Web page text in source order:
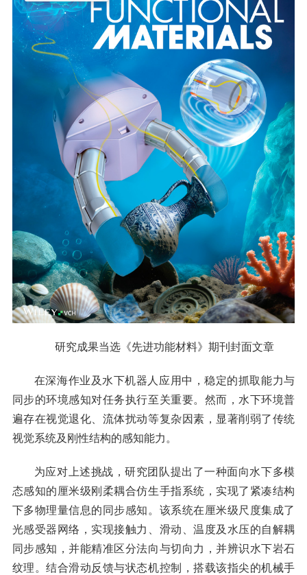
研究成果当选《先进功能材料》期刊封面文章
在深海作业及水下机器人应用中，稳定的抓取能力与
同步的环境感知对任务执行至关重要。然而，水下环境普
遍存在视觉退化、流体扰动等复杂因素，显著削弱了传统
视觉系统及刚性结构的感知能力。
为应对上述挑战，研究团队提出了一种面向水下多模
态感知的厘米级刚柔耦合仿生手指系统，实现了紧凑结构
下多物理量信息的同步感知。该系统在厘米级尺度集成了
光感受器网络，实现接触力、滑动、温度及水压的自解耦
同步感知，并能精准区分法向与切向力，并辨识水下岩石
纹理。结合滑动反馈与状态机控制，搭载该指尖的机械手